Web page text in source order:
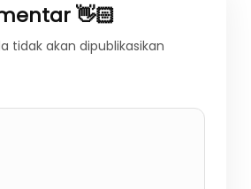
👋🏻
tidak akan dipublikasikan